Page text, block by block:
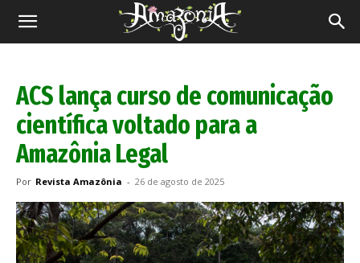
Revista
ACS lança curso de comunicação
científica voltado para a
Amazônia Legal
Por Revista Amazônia - 26 de agosto de 2025